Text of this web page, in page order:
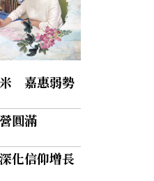
米 嘉惠弱勢
圓滿
化信仰增長